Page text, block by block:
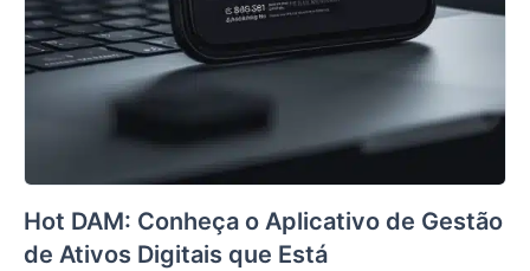
Hot DAM: Conheça o Aplicativo de Gestão
de Ativos Digitais que Está